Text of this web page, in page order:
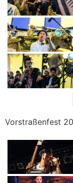
Vorstraßenfest